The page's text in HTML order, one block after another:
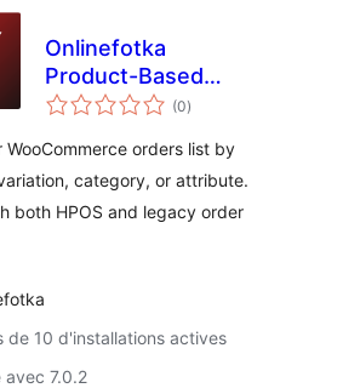
Onlinefotka
Product-Based
Order Filters for
(0notes
en
)
WooCommerce orders list by
category, or attribute.
both HPOS and legacy order
de 10 d'installations actives
avec 7.0.2